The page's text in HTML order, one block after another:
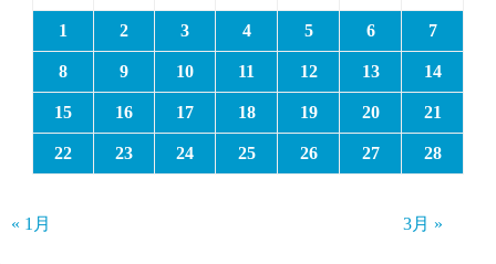
1 2 3 4 5 6 7
8 9 10 11 12 13 14
15 16 17 18 19 20 21
22 23 24 25 26 27 28
« 1月 3月 »